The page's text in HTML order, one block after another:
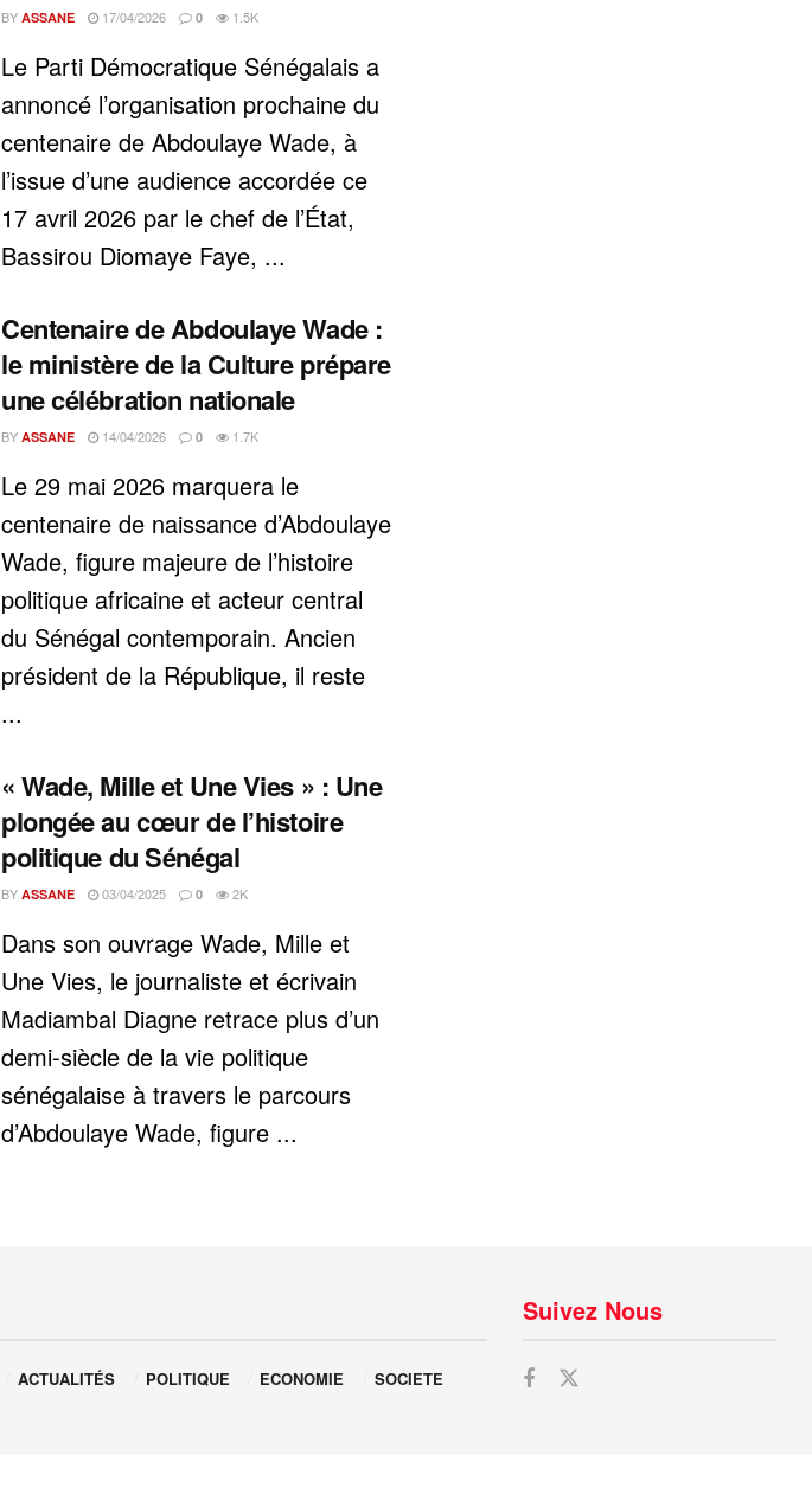
BY ASSANE 17/04/2026 0 1.5K
Le Parti Démocratique Sénégalais a
annoncé l’organisation prochaine du
centenaire de Abdoulaye Wade, à
l’issue d’une audience accordée ce
17 avril 2026 par le chef de l’État,
Bassirou Diomaye Faye, ...
Centenaire de Abdoulaye Wade :
le ministère de la Culture prépare
une célébration nationale
BY ASSANE 14/04/2026 0 1.7K
Le 29 mai 2026 marquera le
centenaire de naissance d’Abdoulaye
Wade, figure majeure de l’histoire
politique africaine et acteur central
du Sénégal contemporain. Ancien
président de la République, il reste
...
« Wade, Mille et Une Vies » : Une
plongée au cœur de l’histoire
politique du Sénégal
BY ASSANE 03/04/2025 0 2K
Dans son ouvrage Wade, Mille et
Une Vies, le journaliste et écrivain
Madiambal Diagne retrace plus d’un
demi-siècle de la vie politique
sénégalaise à travers le parcours
d’Abdoulaye Wade, figure ...
ACTUALITÉS POLITIQUE ECONOMIE SOCIETE
Suivez Nous